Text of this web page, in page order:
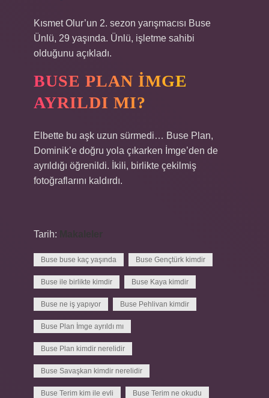
Kısmet Olur’un 2. sezon yarışmacısı Buse
Ünlü, 29 yaşında. Ünlü, işletme sahibi
olduğunu açıkladı.
BUSE PLAN İMGE
AYRILDI MI?
Elbette bu aşk uzun sürmedi… Buse Plan,
Dominik’e doğru yola çıkarken İmge’den de
ayrıldığı öğrenildi. İkili, birlikte çekilmiş
fotoğraflarını kaldırdı.
Tarih:
Buse buse kaç yaşında Buse Gençtürk kimdir
Buse ile birlikte kimdir Buse Kaya kimdir
Buse ne iş yapıyor Buse Pehlivan kimdir
Buse Plan İmge ayrıldı mı
Buse Plan kimdir nerelidir
Buse Savaşkan kimdir nerelidir
Buse Terim kim ile evli Buse Terim ne okudu